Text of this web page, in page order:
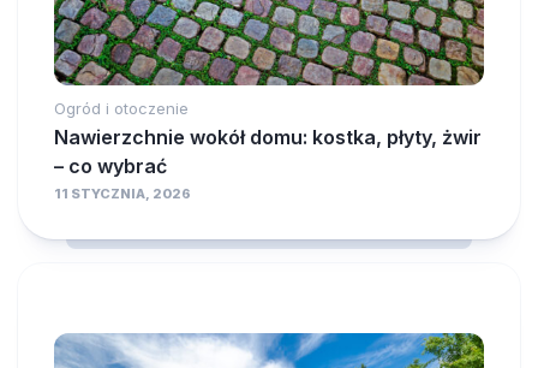
Ogród i otoczenie
Nawierzchnie wokół domu: kostka, płyty, żwir
– co wybrać
11 STYCZNIA, 2026